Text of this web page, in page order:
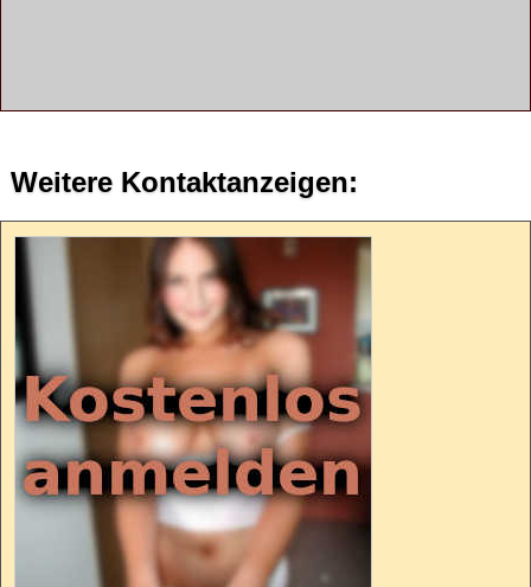
Weitere Kontaktanzeigen: